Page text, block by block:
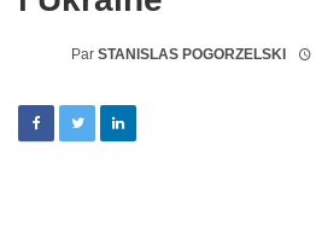
Par STANISLAS POGORZELSKI